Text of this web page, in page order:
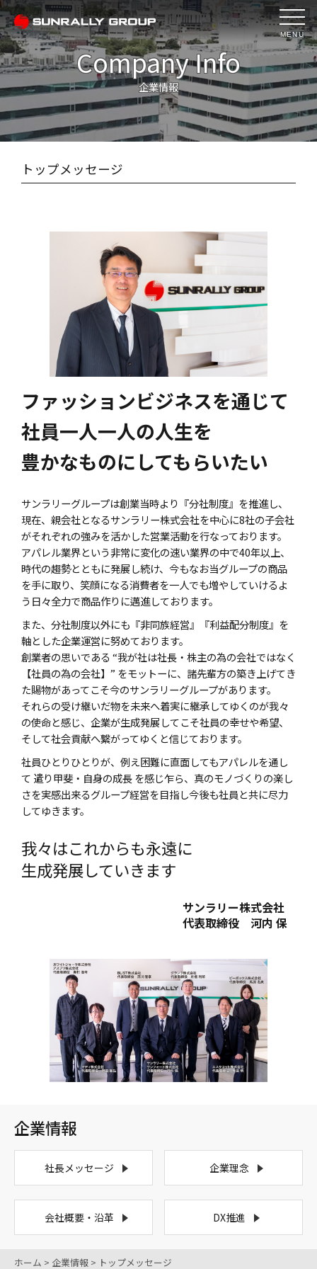
MENU
Company Info
企業情報
トップメッセージ
ファッションビジネスを通じて
社員一人一人の人生を
豊かなものにしてもらいたい
サンラリーグループは創業当時より『分社制度』を推進し、
現在、親会社となるサンラリー株式会社を中心に8社の子会社
がそれぞれの強みを活かした営業活動を行なっております。
アパレル業界という非常に変化の速い業界の中で40年以上、
時代の趨勢とともに発展し続け、今もなお当グループの商品
を手に取り、笑顔になる消費者を一人でも増やしていけるよ
う日々全力で商品作りに邁進しております。
また、分社制度以外にも『非同族経営』『利益配分制度』を
軸とした企業運営に努めております。
創業者の思いである “我が社は社長・株主の為の会社ではなく
【社員の為の会社】” をモットーに、諸先輩方の築き上げてき
た賜物があってこそ今のサンラリーグループがあります。
それらの受け継いだ物を未来へ着実に継承してゆくのが我々
の使命と感じ、企業が生成発展してこそ社員の幸せや希望、
そして社会貢献へ繋がってゆくと信じております。
社員ひとりひとりが、例え困難に直面してもアパレルを通し
て 遣り甲斐・自身の成長 を感じ乍ら、真のモノづくりの楽し
さを実感出来るグループ経営を目指し今後も社員と共に尽力
してゆきます。
我々はこれからも永遠に
生成発展していきます
サンラリー株式会社
代表取締役 河内 保
企業情報
社長メッセージ 企業理念
会社概要・沿革 DX推進
ホーム > 企業情報 > トップメッセージ